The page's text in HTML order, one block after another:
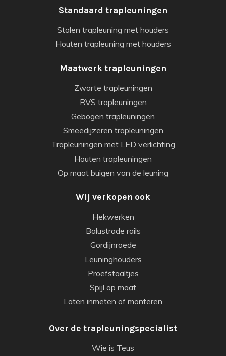
Standaard trapleuningen
Stalen trapleuning met houders
Houten trapleuning met houders
Maatwerk trapleuningen
Zwarte trapleuningen
RVS trapleuningen
Gebogen trapleuningen
Smeedijzeren trapleuningen
Trapleuningen met LED verlichting
Houten trapleuningen
Op maat buigen van de leuning
Wij verkopen ook
Hekwerken
Balustrade rails
Gordijnroede
Leuninghouders
Proefstaaltjes
Spijl op maat
Laten inmeten of monteren
Over de trapleuningspecialist
Wie is Teus